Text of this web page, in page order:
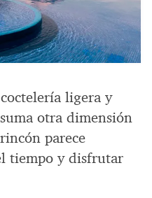
ligera y
otra dimensión
parece
tiempo y disfrutar